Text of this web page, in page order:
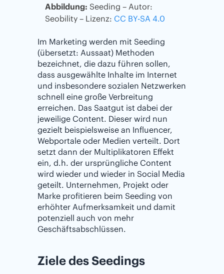
Abbildung: Seeding – Autor:
Seobility – Lizenz: CC BY-SA 4.0
Im Marketing werden mit Seeding
(übersetzt: Aussaat) Methoden
bezeichnet, die dazu führen sollen,
dass ausgewählte Inhalte im Internet
und insbesondere sozialen Netzwerken
schnell eine große Verbreitung
erreichen. Das Saatgut ist dabei der
jeweilige Content. Dieser wird nun
gezielt beispielsweise an Influencer,
Webportale oder Medien verteilt. Dort
setzt dann der Multiplikatoren Effekt
ein, d.h. der ursprüngliche Content
wird wieder und wieder in Social Media
geteilt. Unternehmen, Projekt oder
Marke profitieren beim Seeding von
erhöhter Aufmerksamkeit und damit
potenziell auch von mehr
Geschäftsabschlüssen.
Ziele des Seedings